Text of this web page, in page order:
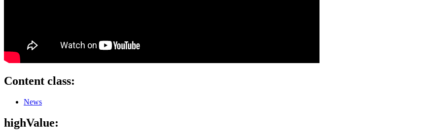
Content class:
News
highValue: